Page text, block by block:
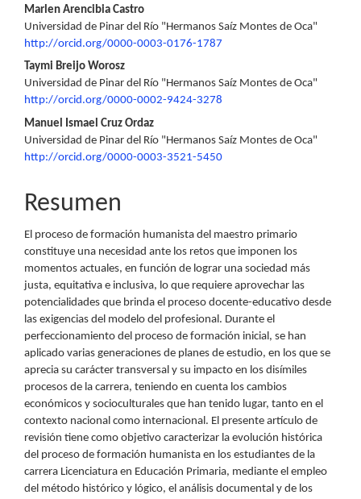
Contenido
principal
del
artículo
Marlen Arencibia Castro
Universidad de Pinar del Río "Hermanos Saíz Montes de Oca"
http://orcid.org/0000-0003-0176-1787
Taymi Breijo Worosz
Universidad de Pinar del Río "Hermanos Saíz Montes de Oca"
http://orcid.org/0000-0002-9424-3278
Manuel Ismael Cruz Ordaz
Universidad de Pinar del Río "Hermanos Saíz Montes de Oca"
http://orcid.org/0000-0003-3521-5450
Resumen
El proceso de formación humanista del maestro primario
constituye una necesidad ante los retos que imponen los
momentos actuales, en función de lograr una sociedad más
justa, equitativa e inclusiva, lo que requiere aprovechar las
potencialidades que brinda el proceso docente-educativo desde
las exigencias del modelo del profesional. Durante el
perfeccionamiento del proceso de formación inicial, se han
aplicado varias generaciones de planes de estudio, en los que se
aprecia su carácter transversal y su impacto en los disímiles
procesos de la carrera, teniendo en cuenta los cambios
económicos y socioculturales que han tenido lugar, tanto en el
contexto nacional como internacional. El presente artículo de
revisión tiene como objetivo caracterizar la evolución histórica
del proceso de formación humanista en los estudiantes de la
carrera Licenciatura en Educación Primaria, mediante el empleo
del método histórico y lógico, el análisis documental y de los